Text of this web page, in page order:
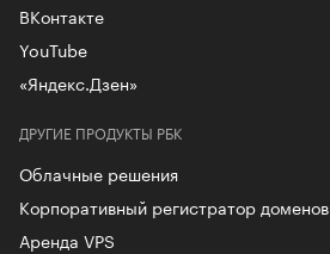
ДРУГИЕ ПРОДУКТЫ РБК
Облачные решения
Корпоративный регистратор доменов
Аренда VPS
ВКонтакте
YouTube
«Яндекс.Дзен»